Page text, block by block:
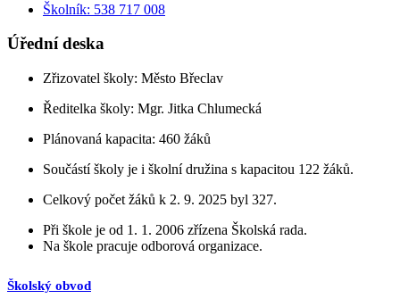
Školník: 538 717 008
Úřední deska
Zřizovatel školy: Město Břeclav
Ředitelka školy: Mgr. Jitka Chlumecká
Plánovaná kapacita: 460 žáků
Součástí školy je i školní družina s kapacitou 122 žáků.
Celkový počet žáků k 2. 9. 2025 byl 327.
Při škole je od 1. 1. 2006 zřízena Školská rada.
Na škole pracuje odborová organizace.
Školský obvod